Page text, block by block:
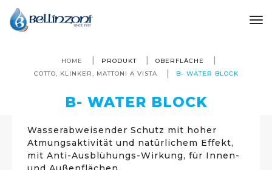
HOME PRODUKT
OBERFLÄCHE
COTTO, KLINKER, MATTONI A VISTA
B- WATER BLOCK
B- WATER BLOCK
Wasserabweisender Schutz mit hoher
Atmungsaktivität und natürlichem Effekt,
mit Anti-Ausblühungs-Wirkung, für Innen-